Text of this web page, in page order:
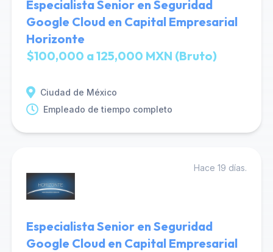
Especialista Senior en Seguridad
Google Cloud en Capital Empresarial
Horizonte
$100,000 a 125,000 MXN (Bruto)
Ciudad de México
Empleado de tiempo completo
Hace 19 días.
Especialista Senior en Seguridad
Google Cloud en Capital Empresarial